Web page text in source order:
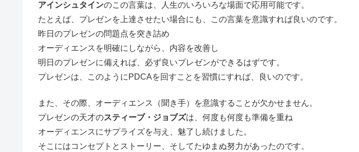
アインシュタインのこの言葉は、人生のいろいろな場面で応用可能です。
たとえば、プレゼンを上達させたい場合にも、この言葉を意識すれば良いのです。
昨日のプレゼンの問題点を突き詰め
オーディエンスを明確にしながら、内容を改善し
明日のプレゼンに備えれば、必ず良いプレゼンができるはずです。
プレゼンは、このようにPDCAを回すことを習慣にすれば、良いのです。
また、その際、オーディエンス（聞き手）を意識することが欠かせません。
プレゼンの天才のスティーブ・ジョブズは、何度も何度も準備を重ね
オーディエンスにサプライズを与え、魅了し続けました。
そこにはコンセプトとストーリー、そしてたゆまぬ努力があったのです。